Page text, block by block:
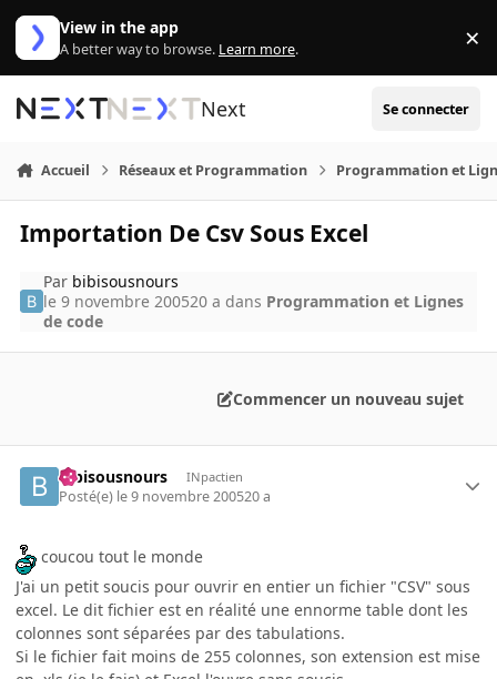
Aller au contenu
View in the app
A better way to browse. Learn more. ×
Next Se connecter
Accueil Réseaux et Programmation Programmation et
Importation De Csv Sous Excel
Par bibisousnours
le 9 novembre 200520 a dans Programmation et Lignes
de code
Commencer un nouveau sujet
bibisousnours INpactien
Posté(e) le 9 novembre 200520 a
coucou tout le monde
J'ai un petit soucis pour ouvrir en entier un fichier "CSV" sous
excel. Le dit fichier est en réalité une ennorme table dont les
colonnes sont séparées par des tabulations.
Si le fichier fait moins de 255 colonnes, son extension est mise